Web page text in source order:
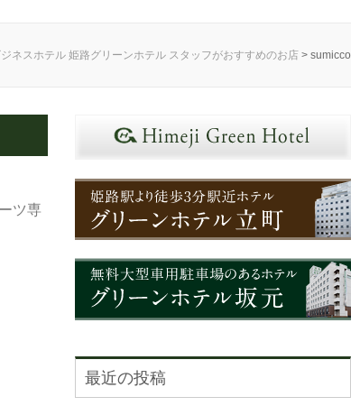
ネスホテル 姫路グリーンホテル スタッフがおすすめのお店 > sumicco
ツ専
最近の投稿